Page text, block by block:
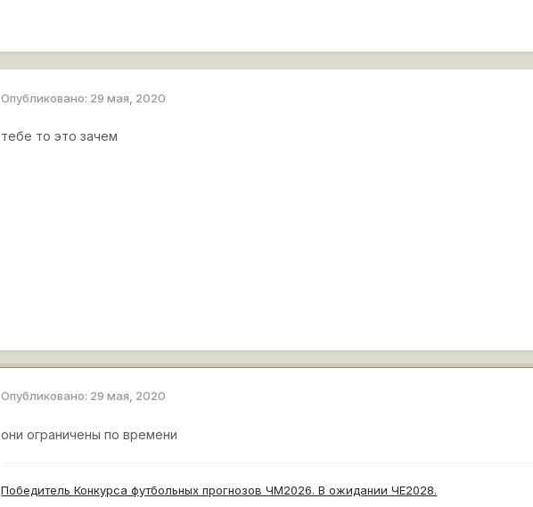
Опубликовано: 29 мая, 2020
тебе то это зачем
Опубликовано: 29 мая, 2020
они ограничены по времени
Победитель Конкурса футбольных прогнозов ЧМ2026. В ожидании ЧЕ2028.